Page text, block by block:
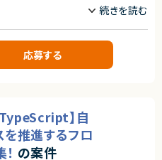
環境でスキルアップが可能！
定から関われる裁量の大きいポジシ
として価値の高い経験が積めます！
上流工程にも関われます！
話できる方。
です。
イスおよびアーキテクチャ再設計
対応
応募する
】自
推進するフロ
の案件